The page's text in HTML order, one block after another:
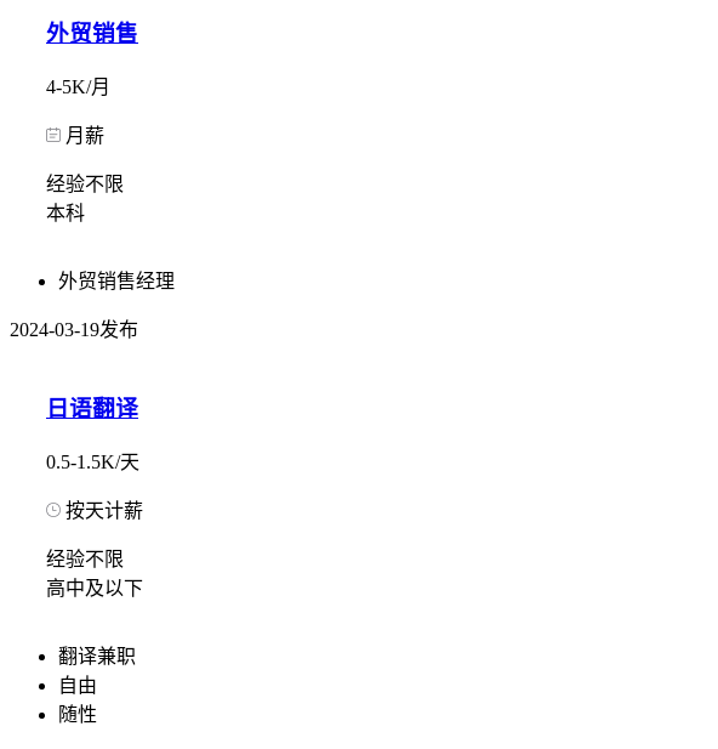
外贸销售
4-5K/月
月薪
经验不限
本科
外贸销售经理
2024-03-19发布
日语翻译
0.5-1.5K/天
按天计薪
经验不限
高中及以下
翻译兼职
自由
随性